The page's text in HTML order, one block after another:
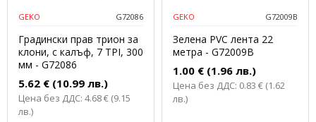
GEKO G72086
Градински прав трион за
клони, с калъф, 7 TPI, 300
мм - G72086
5.62 € (10.99 лв.)
Цена без ДДС: 4.68 € (9.15
лв.)
GEKO G72009B
Зелена PVC лента 22
метра - G72009B
1.00 € (1.96 лв.)
Цена без ДДС: 0.83 € (1.62
лв.)